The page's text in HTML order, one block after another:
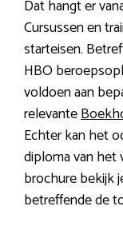
Dat hangt er
Cursussen en
starteisen.
HBO
voldoen aan
relevante
Echter kan het
diploma van het
brochure bekijk
betreffende de